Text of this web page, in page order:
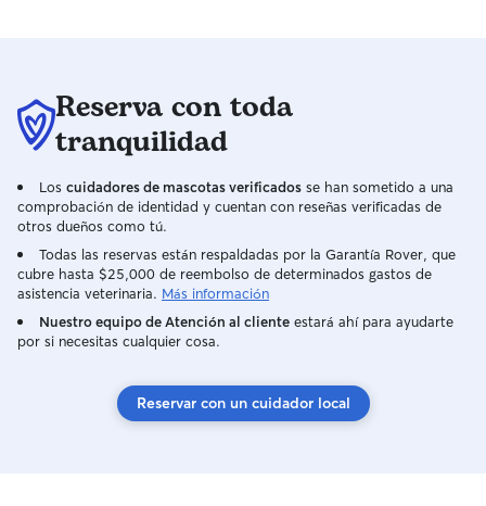
Reserva con toda
tranquilidad
Los cuidadores de mascotas verificados se han sometido a una
comprobación de identidad y cuentan con reseñas verificadas de
otros dueños como tú.
Todas las reservas están respaldadas por la Garantía Rover, que
cubre hasta $25,000 de reembolso de determinados gastos de
asistencia veterinaria. Más información
Nuestro equipo de Atención al cliente estará ahí para ayudarte
por si necesitas cualquier cosa.
Reservar con un cuidador local